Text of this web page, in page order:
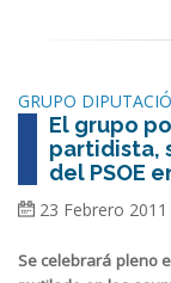
GRUPO
El grupo
partidista,
del PSOE
23 Febrero 2011
Se celebrará pleno